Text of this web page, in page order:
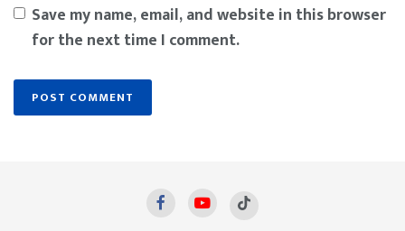
Save my name, email, and website in this browser
for the next time I comment.